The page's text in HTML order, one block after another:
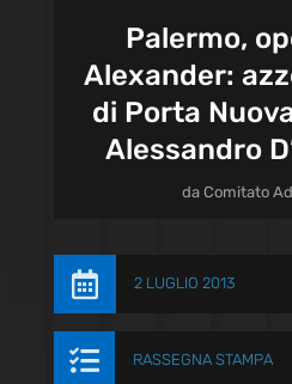
Palermo,
Alexander:
di Porta
Alessandro
daComitato
 2 LUGLIO 2013
 RASSEGNA STAMPA